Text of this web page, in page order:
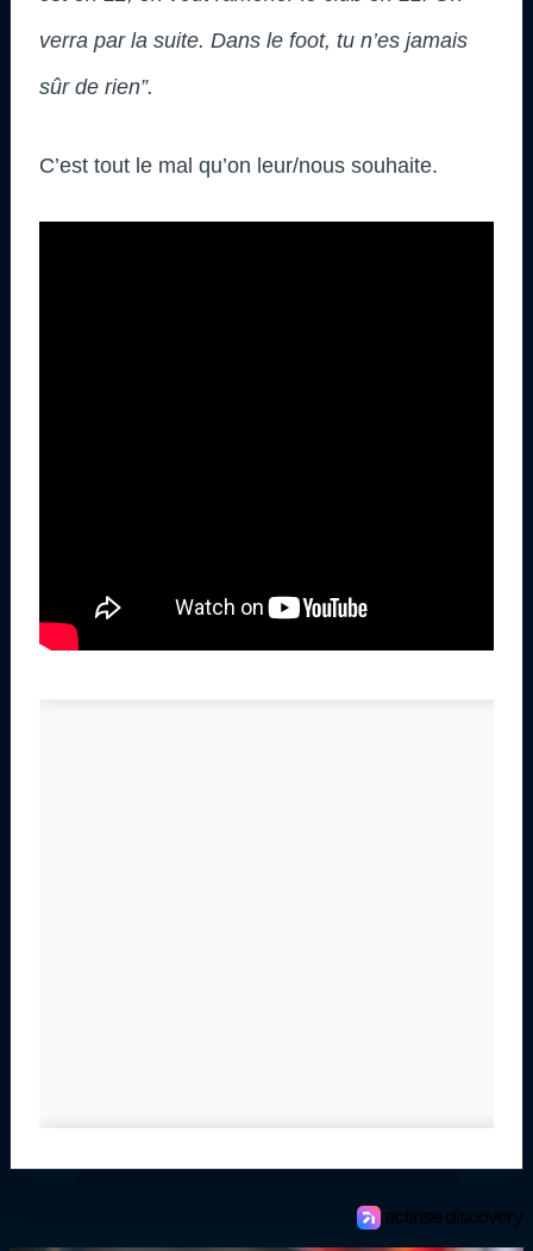
verra par la suite. Dans le foot, tu n’es jamais
sûr de rien”.
C’est tout le mal qu’on leur/nous souhaite.